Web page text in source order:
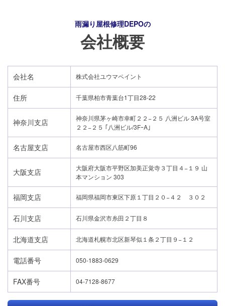
雨漏り屋根修理DEPOの
会社概要
会社名 株式会社ユウマペイント
住所 千葉県柏市青葉台1丁目28-22
神奈川支店
神奈川県茅ヶ崎市幸町２２−２５ 八洲ビル 3A号室
２２−２５ ｢八洲ビル/3FｰA｣
名古屋支店 名古屋市西区八筋町96
大阪支店
大阪府大阪市平野区加美正覚寺３丁目４−１９ 山
本マンション 303
福岡支店 福岡県福岡市東区下原１丁目２０−４２ ３０２
石川支店 石川県金沢市糸田２丁目８
北海道支店 北海道札幌市北区新琴似１条２丁目９−１２
電話番号 050-1883-0629
FAX番号 04-7128-8677